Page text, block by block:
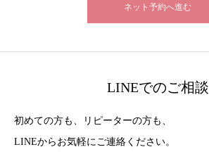
ネット予約へ進む
LINEでのご相談
初めての方も、リピーターの方も、
LINEからお気軽にご連絡ください。